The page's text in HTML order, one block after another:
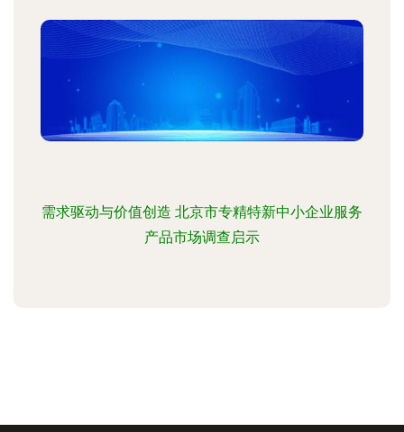
需求驱动与价值创造 北京市专精特新中小企业服务
产品市场调查启示